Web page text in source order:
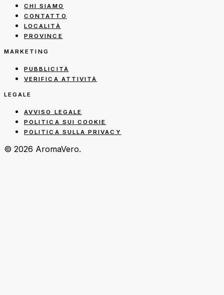
CHI SIAMO
CONTATTO
LOCALITÀ
PROVINCE
MARKETING
PUBBLICITÀ
VERIFICA ATTIVITÀ
LEGALE
AVVISO LEGALE
POLITICA SUI COOKIE
POLITICA SULLA PRIVACY
© 2026 AromaVero.